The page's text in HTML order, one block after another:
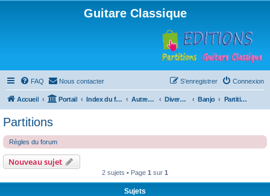
Guitare Classique
FAQ Nous contacter Connexion
S’enregistrer
Accueil Portail Index du forum Autres instruments à cordes pincées, ou styles Divers instruments Banjo Partitions
Partitions
Règles du forum
Nouveau sujet
2 sujets • Page 1 sur 1
Sujets